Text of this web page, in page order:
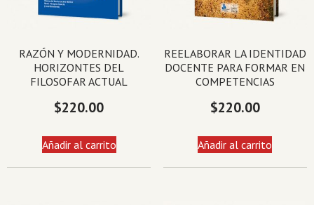
RAZÓN Y MODERNIDAD.
HORIZONTES DEL
FILOSOFAR ACTUAL
$220.00
Añadir al carrito
REELABORAR LA IDENTIDAD
DOCENTE PARA FORMAR EN
COMPETENCIAS
$220.00
Añadir al carrito